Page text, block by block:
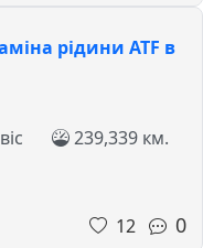
рідини ATF в
239,339 км.
12 0